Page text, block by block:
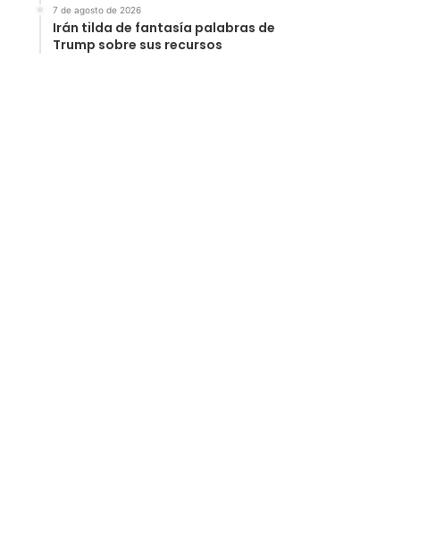
7 de agosto de 2026
Irán tilda de fantasía palabras de
Trump sobre sus recursos